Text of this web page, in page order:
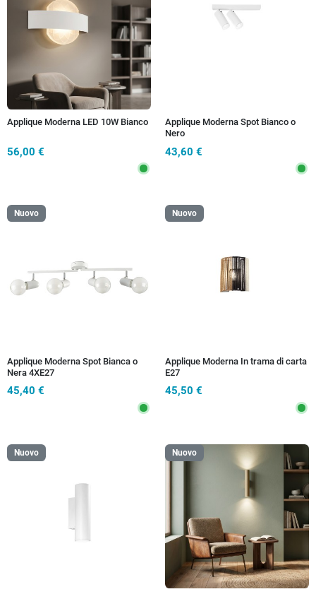
Applique Moderna LED 10W Bianco
56,00 €
Applique Moderna Spot Bianco o
Nero
43,60 €
Nuovo
Applique Moderna Spot Bianca o
Nera 4XE27
45,40 €
Nuovo
Applique Moderna In trama di carta
E27
45,50 €
Nuovo Nuovo